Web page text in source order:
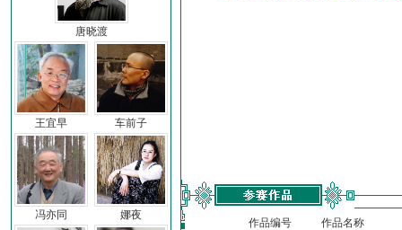
唐晓渡
王宜早 车前子
冯亦同 娜夜
作品编号 作品名称